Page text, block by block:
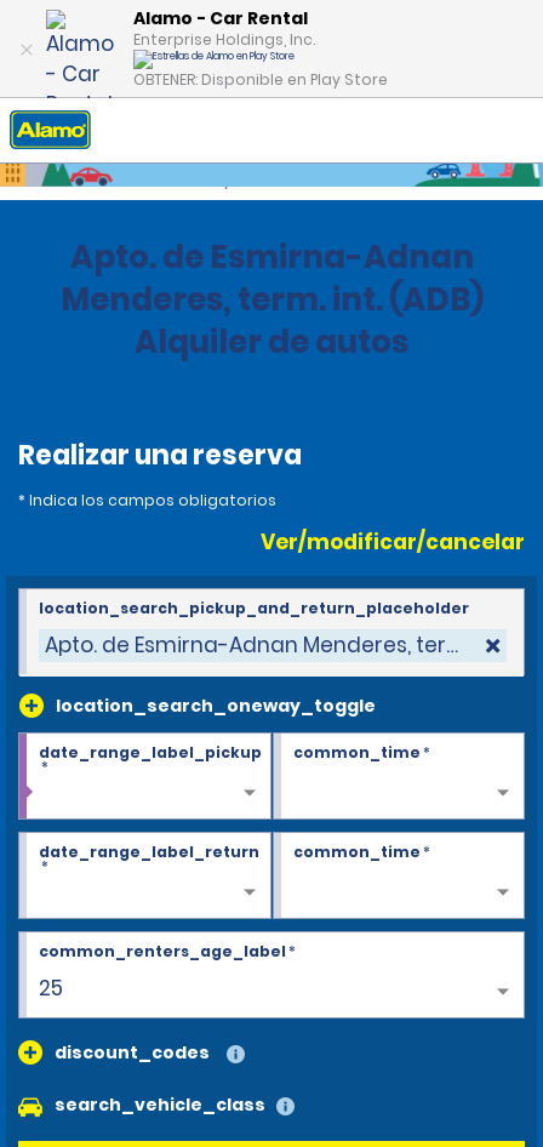
Alamo - Car Rental
Enterprise Holdings, Inc.
OBTENER: Disponible en Play Store
Inicio Oficinas
Apto. de Esmirna-Adnan
Menderes, term. int. (ADB)
Alquiler de autos
Realizar una reserva
* Indica los campos obligatorios
Ver/modificar/cancelar
Apto. de Esmirna-Adnan Menderes, term. int.
location_search_oneway_toggle
location_search_pickup_and_return_placeholder
date_range_label_pickup
*
common_time*
date_range_label_return
*
common_time*
25
common_renters_age_label*
discount_codes
search_vehicle_class